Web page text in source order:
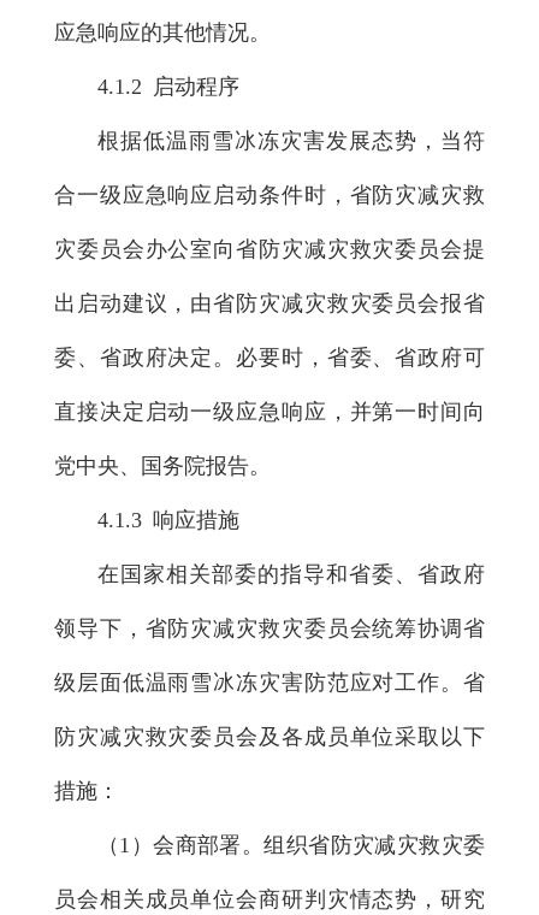
应急响应的其他情况。
4.1.2 启动程序
根据低温雨雪冰冻灾害发展态势，当符
合一级应急响应启动条件时，省防灾减灾救
灾委员会办公室向省防灾减灾救灾委员会提
出启动建议，由省防灾减灾救灾委员会报省
委、省政府决定。必要时，省委、省政府可
直接决定启动一级应急响应，并第一时间向
党中央、国务院报告。
4.1.3 响应措施
在国家相关部委的指导和省委、省政府
领导下，省防灾减灾救灾委员会统筹协调省
级层面低温雨雪冰冻灾害防范应对工作。省
防灾减灾救灾委员会及各成员单位采取以下
措施：
（1）会商部署。组织省防灾减灾救灾委
员会相关成员单位会商研判灾情态势，研究